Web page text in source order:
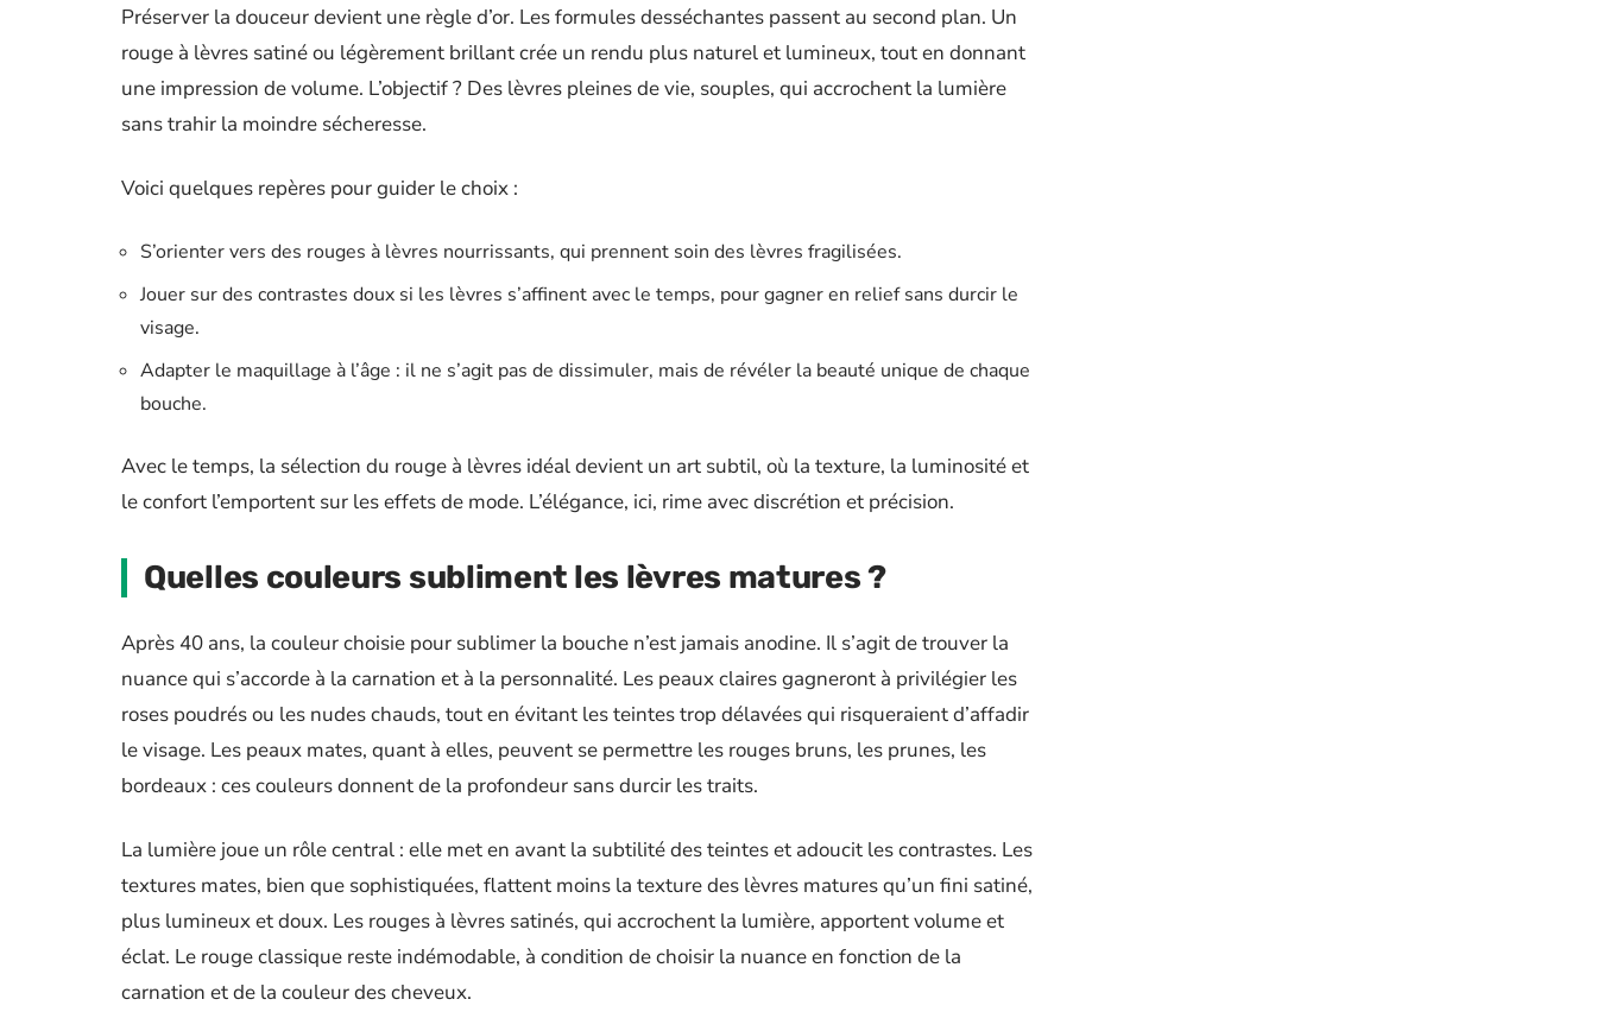
Préserver la douceur devient une règle d’or. Les formules desséchantes passent au second plan. Un
rouge à lèvres satiné ou légèrement brillant crée un rendu plus naturel et lumineux, tout en donnant
une impression de volume. L’objectif ? Des lèvres pleines de vie, souples, qui accrochent la lumière
sans trahir la moindre sécheresse.
Voici quelques repères pour guider le choix :
S’orienter vers des rouges à lèvres nourrissants, qui prennent soin des lèvres fragilisées.
Jouer sur des contrastes doux si les lèvres s’affinent avec le temps, pour gagner en relief sans durcir le
visage.
Adapter le maquillage à l’âge : il ne s’agit pas de dissimuler, mais de révéler la beauté unique de chaque
bouche.
Avec le temps, la sélection du rouge à lèvres idéal devient un art subtil, où la texture, la luminosité et
le confort l’emportent sur les effets de mode. L’élégance, ici, rime avec discrétion et précision.
Quelles couleurs subliment les lèvres matures ?
Après 40 ans, la couleur choisie pour sublimer la bouche n’est jamais anodine. Il s’agit de trouver la
nuance qui s’accorde à la carnation et à la personnalité. Les peaux claires gagneront à privilégier les
roses poudrés ou les nudes chauds, tout en évitant les teintes trop délavées qui risqueraient d’affadir
le visage. Les peaux mates, quant à elles, peuvent se permettre les rouges bruns, les prunes, les
bordeaux : ces couleurs donnent de la profondeur sans durcir les traits.
La lumière joue un rôle central : elle met en avant la subtilité des teintes et adoucit les contrastes. Les
textures mates, bien que sophistiquées, flattent moins la texture des lèvres matures qu’un fini satiné,
plus lumineux et doux. Les rouges à lèvres satinés, qui accrochent la lumière, apportent volume et
éclat. Le rouge classique reste indémodable, à condition de choisir la nuance en fonction de la
carnation et de la couleur des cheveux.